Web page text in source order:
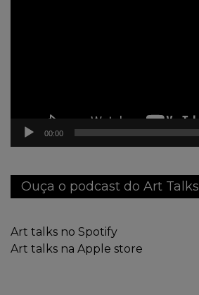
00:00
Ouça o podcast do Art Talks
Art talks no Spotify
Art talks na Apple store